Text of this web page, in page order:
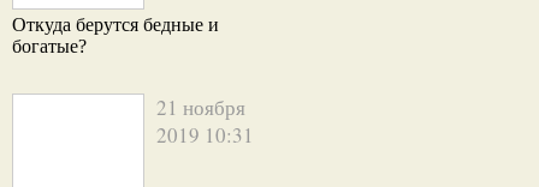
Откуда берутся бедные и
богатые?
21 ноября
2019 10:31